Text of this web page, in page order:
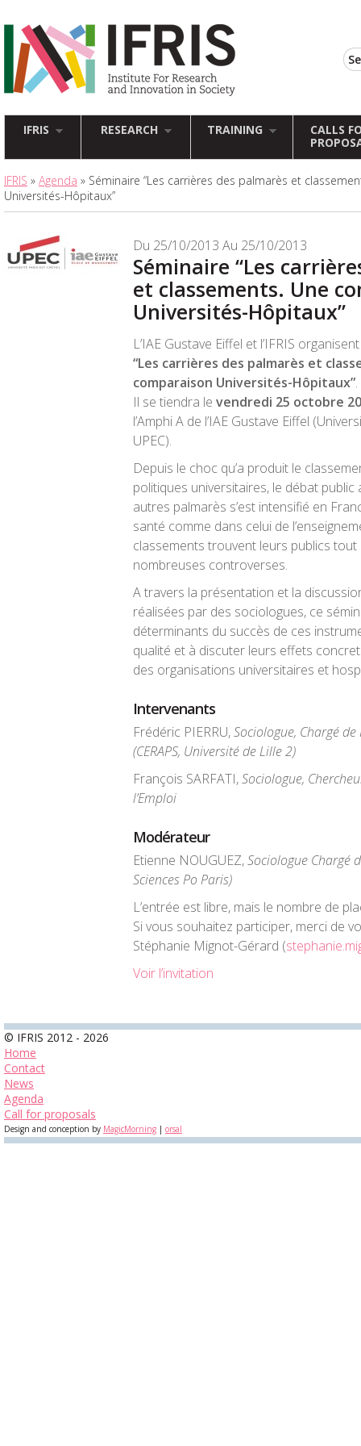
IFRIS RESEARCH TRAINING
CALLS
IFRIS » Agenda » Séminaire “Les carrières des palmarès et
Universités-Hôpitaux”
Du 25/10/2013 Au 25/10/2013
Séminaire “Les
et classements. Une
Universités-Hôpitaux”
L’IAE Gustave Eiffel et l’IFRIS
“Les carrières des palmarès et
comparaison Universités-Hôpitaux”.
Il se tiendra le vendredi 25 octobre
l’Amphi A de l’IAE Gustave Eiffel
UPEC).
Depuis le choc qu’a produit le
politiques universitaires, le débat
autres palmarès s’est intensifié en
santé comme dans celui de
classements trouvent leurs publics
nombreuses controverses.
A travers la présentation et la
réalisées par des sociologues, ce
déterminants du succès de ces
qualité et à discuter leurs effets
des organisations universitaires et
Intervenants
Frédéric PIERRU,Sociologue, Chargé de
(CERAPS, Université de Lille 2)
François SARFATI,Sociologue,
l’Emploi
Modérateur
Etienne NOUGUEZ,Sociologue Chargé
Sciences Po Paris)
L’entrée est libre, mais le nombre de
Si vous souhaitez participer, merci de
Stéphanie Mignot-Gérard (
Voir l’invitation
© IFRIS 2012 - 2026
Home
Contact
News
Agenda
Call for proposals
Design and conception by MagicMorning | orsal